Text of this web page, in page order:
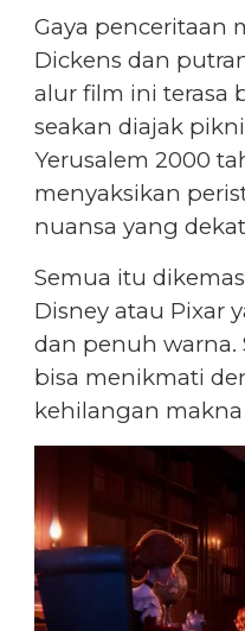
Gaya penceritaan
Dickens dan
alur film ini terasa
seakan diajak
Yerusalem 2000
menyaksikan
nuansa yang
Semua itu
Disney atau Pixar
dan penuh warna.
bisa menikmati
kehilangan